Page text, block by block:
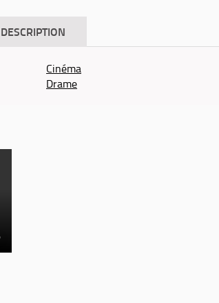
DESCRIPTION
Cinéma
Drame